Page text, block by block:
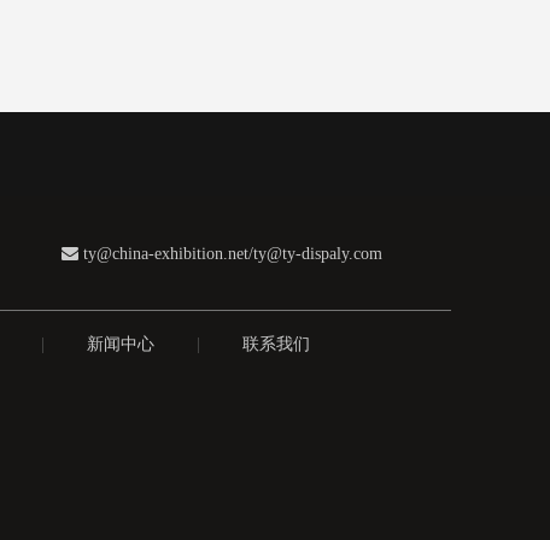
 ty@china-exhibition.net/ty@ty-dispaly.com
新闻中心 联系我们